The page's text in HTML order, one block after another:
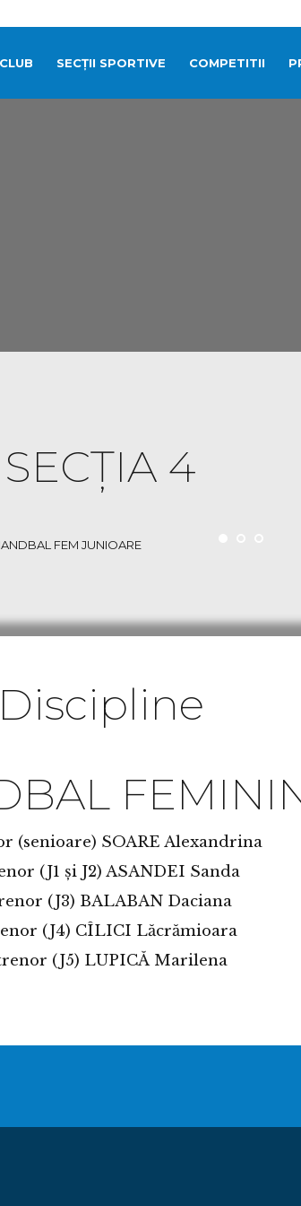
CLUB SECȚII SPORTIVE COMPETITII
SECŢIA 4
Discipline
(senioare) SOARE Alexandrina
(J1 şi J2) ASANDEI Sanda
(J3) BALABAN Daciana
(J4) CÎLICI Lăcrămioara
(J5) LUPICĂ Marilena